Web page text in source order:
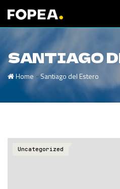
SANTIAGO
Home -Santiago del Estero
Uncategorized